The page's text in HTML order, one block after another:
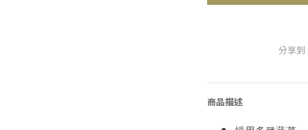
分享到
商品描述